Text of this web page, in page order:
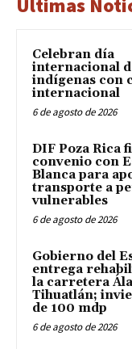
Últimas
Celebran día
internacional
indígenas con
internacional
6 de agosto de 2026
DIF Poza Rica
convenio con
Blanca para
transporte a
vulnerables
6 de agosto de 2026
Gobierno del
entrega
la carretera
Tihuatlán;
de 100 mdp
6 de agosto de 2026